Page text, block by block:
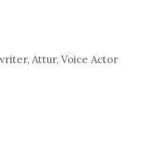
Attur, Voice Actor